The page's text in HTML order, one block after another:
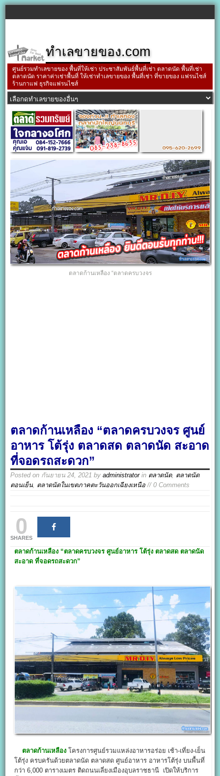
ทำเลขายของ.com
ศูนย์รวมทำเลขายของ พื้นที่ให้เช่า ประชาสัมพันธ์พื้นที่เช่า ตลาดนัด พื้นที่เช่า
ตลาดนัด ราคาค่าเช่าพื้นที่ ให้เช่าทำเลขายของ พื้นที่เช่า ที่ขายของ แฟรนไชส์
ร้านกาแฟ ธุรกิจแฟรนไชส์
ตลาดก้านเหลือง “ตลาดครบวงจร
ตลาดก้านเหลือง “ตลาดครบวงจร ศูนย์
อาหาร โต้รุ่ง ตลาดสด ตลาดนัด สะอาด
ที่จอดรถสะดวก”
Posted on กันยายน 24, 2021 byadministratorin ตลาดนัด, ตลาดนัด
ตอนเย็น, ตลาดนัดในเขตภาคตะวันออกเฉียงเหนือ // 0 Comments
0
SHARES
ตลาดก้านเหลือง “ตลาดครบวงจรศูนย์อาหาร โต้รุ่ง ตลาดสด ตลาดนัด
สะอาด ที่จอดรถสะดวก”
ตลาดก้านเหลือง โครงการศูนย์รวมแหล่งอาหารอร่อย เช้า-เที่ยง-เย็น
โต้รุ่ง ครบครันด้วยตลาดนัด ตลาดสด ศูนย์อาหาร อาหารโต้รุ่ง บนพื้นที่
กว่า 6,000 ตารางเมตร ติดถนนเลี่ยงเมืองอุบลราชธานี เปิดให้บริการ